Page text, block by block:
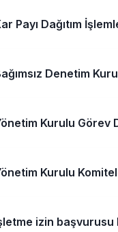
Payı Dağıtım
Denetim
Kurulu Görev
Kurulu
izin başvurusu